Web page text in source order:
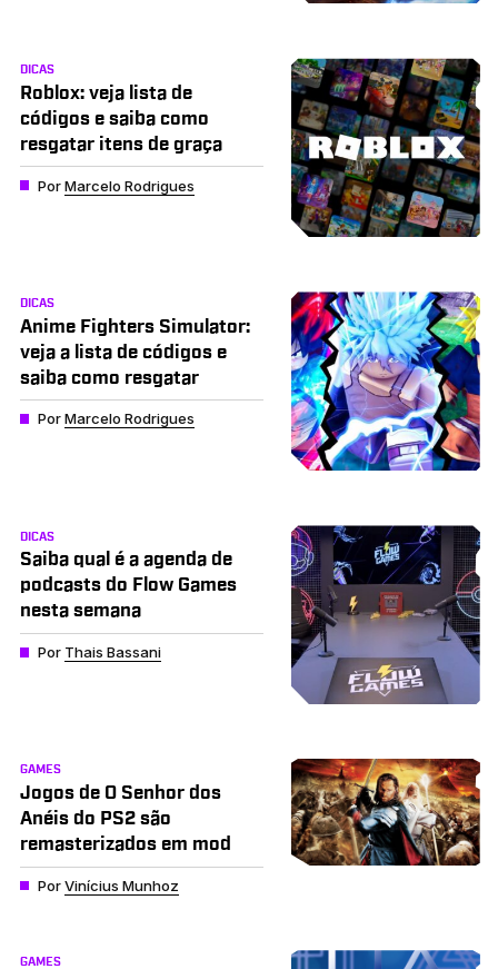
DICAS
Roblox: veja lista de
códigos e saiba como
resgatar itens de graça
PorMarcelo Rodrigues
DICAS
Anime Fighters Simulator:
veja a lista de códigos e
saiba como resgatar
PorMarcelo Rodrigues
DICAS
Saiba qual é a agenda de
podcasts do Flow Games
nesta semana
Por Thais Bassani
GAMES
Jogos de O Senhor dos
Anéis do PS2 são
remasterizados em mod
PorVinícius Munhoz
GAMES